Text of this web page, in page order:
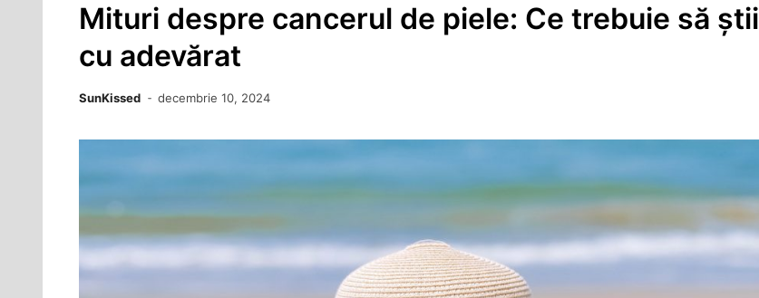
Mituri despre cancerul de piele: Ce trebuie să știi
cu adevărat
SunKissed decembrie 10, 2024